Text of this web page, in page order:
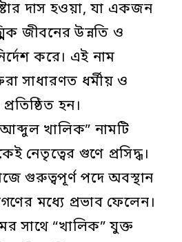
দাস হওয়া, যা একজন
জীবনের উন্নতি ও
করে। এই নাম
সাধারণত ধর্মীয় ও
হন।
খালিক” নামটি
নেতৃত্বের গুণে প্রসিদ্ধ।
গুরুত্বপূর্ণ পদে অবস্থান
মধ্যে প্রভাব ফেলেন।
সাথে “খালিক” যুক্ত